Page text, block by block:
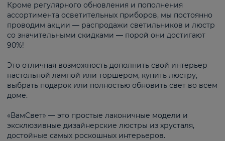
Кроме регулярного обновления и пополнения
ассортимента осветительных приборов, мы постоянно
проводим акции — распродажи светильников и люстр
со значительными скидками — порой они достигают
90%!
Это отличная возможность дополнить свой интерьер
настольной лампой или торшером, купить люстру,
выбрать подарок или полностью обновить свет во всем
доме.
«ВамСвет» — это простые лаконичные модели и
эксклюзивные дизайнерские люстры из хрусталя,
достойные самых роскошных интерьеров.